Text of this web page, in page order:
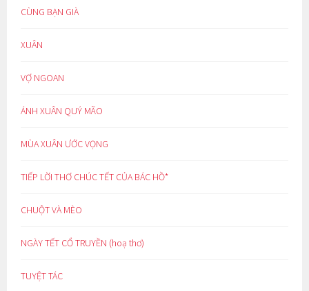
CÙNG BẠN GIÀ
XUÂN
VỢ NGOAN
ÁNH XUÂN QUÝ MÃO
MÙA XUÂN ƯỚC VỌNG
TIẾP LỜI THƠ CHÚC TẾT CỦA BÁC HỒ*
CHUỘT VÀ MÈO
NGÀY TẾT CỔ TRUYỀN (hoạ thơ)
TUYỆT TÁC